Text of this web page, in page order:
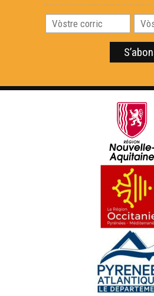
L'Òmi Verd : Bladé a
En esperant la Passem -
La Passem 2026 -
Eveniments - Maiadas 2026
Las Hèstas de Baiona :
Carnaval de Brantòsme -